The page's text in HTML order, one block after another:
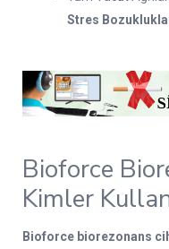
Stres
Bioforce
Kimler
Bioforce biorezonans